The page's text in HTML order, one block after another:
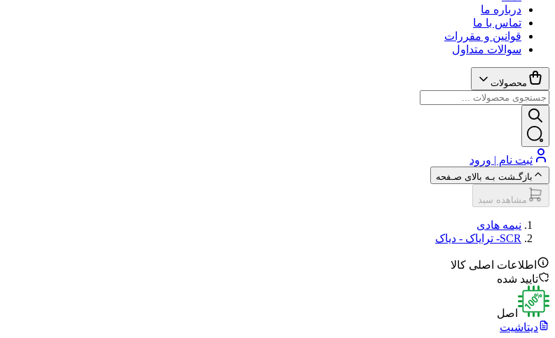
درباره ما
تماس با ما
قوانین و مقررات
سوالات متداول
محصولات
ثبت نام | ورود
بازگـشت بـه بالای صـفحه
مشاهده سبد
نیمه هادی
SCR- ترایاک‌ - دیاک‌
اطلاعات اصلی کالا
تایید شده
اصل
دیتاشیت